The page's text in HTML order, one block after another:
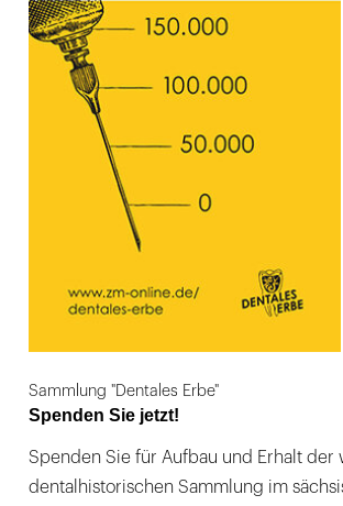
Sammlung "Dentales Erbe"
Spenden Sie jetzt!
Spenden Sie für Aufbau und Erhalt der
dentalhistorischen Sammlung im